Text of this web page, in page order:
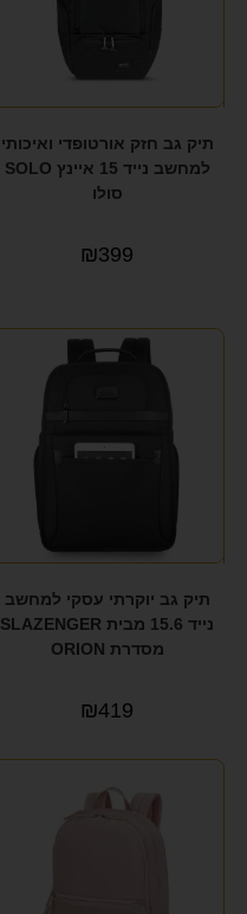
תיק גב חזק אורטופדי ואיכותי
למחשב נייד 15 איינץ SOLO
סולו
₪399
תיק גב יוקרתי עסקי למחשב
נייד 15.6 מבית SLAZENGER
מסדרת ORION
₪419